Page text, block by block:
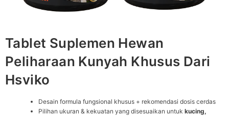
Tablet Suplemen Hewan
Peliharaan Kunyah Khusus Dari
Hsviko
Desain formula fungsional khusus + rekomendasi dosis cerdas
Pilihan ukuran & kekuatan yang disesuaikan untuk kucing,